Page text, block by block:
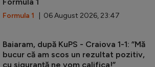
Formula 1 | 06 August 2026, 23:47
Baiaram, după KuPS - Craiova 1-1: ”Mă
bucur că am scos un rezultat pozitiv,
cu siguranță ne vom califica!”